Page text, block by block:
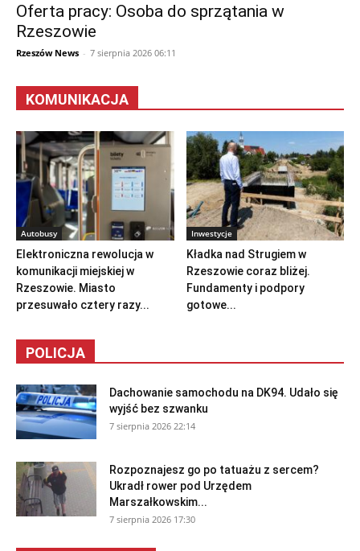
Oferta pracy: Osoba do sprzątania w
Rzeszowie
Rzeszów News - 7 sierpnia 2026 06:11
KOMUNIKACJA
Autobusy
Elektroniczna rewolucja w
komunikacji miejskiej w
Rzeszowie. Miasto
przesuwało cztery razy...
Inwestycje
Kładka nad Strugiem w
Rzeszowie coraz bliżej.
Fundamenty i podpory
gotowe...
POLICJA
Dachowanie samochodu na DK94. Udało się
wyjść bez szwanku
7 sierpnia 2026 22:14
Rozpoznajesz go po tatuażu z sercem?
Ukradł rower pod Urzędem
Marszałkowskim...
7 sierpnia 2026 17:30